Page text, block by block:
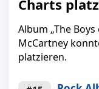
Charts
Album „The
McCartney
platzieren.